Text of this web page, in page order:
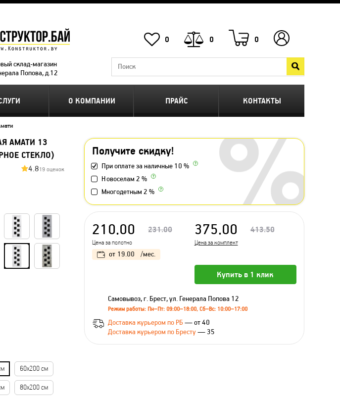
склад-магазин
Попова, д.12
0 0 0
О КОМПАНИИ ПРАЙС КОНТАКТЫ
АМАТИ 13
СТЕКЛО)
4.819 оценок
60х200 см
80х200 см
Получите скидку!
При оплате за наличные 10 %
Новоселам 2 %
Многодетным 2 %
210.00 231.00
Цена за полотно
375.00 413.50
Цена за комплект
от 19.00 /мес.
Купить в 1 клик
Самовывоз, г. Брест, ул. Генерала Попова 12
Режим работы: Пн–Пт: 09:00–18:00, Сб–Вс: 10:00–17:00
Доставка курьером по РБ — от 40
Доставка курьером по Бресту— 35